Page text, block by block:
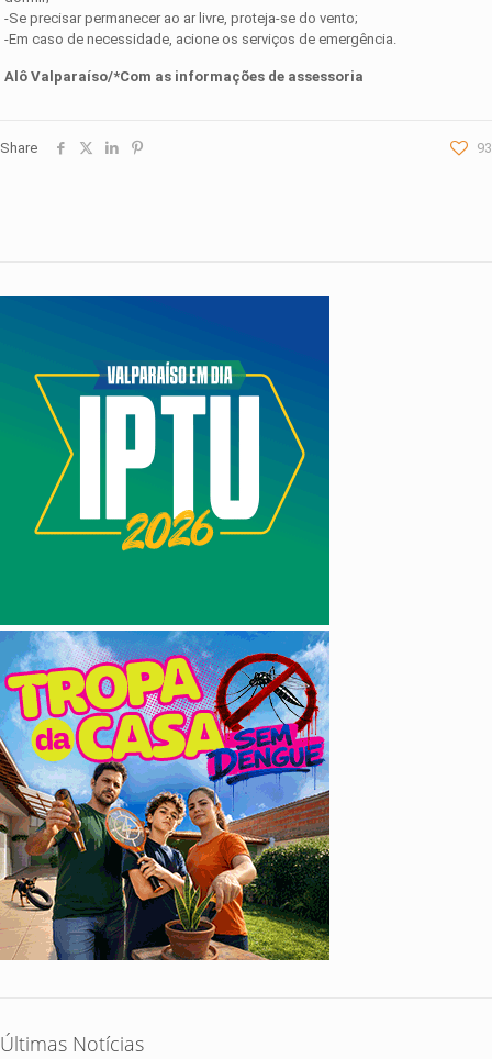
-Se precisar permanecer ao ar livre, proteja-se do vento;
-Em caso de necessidade, acione os serviços de emergência.
Alô Valparaíso/*Com as informações de assessoria
Share 93
Últimas Notícias